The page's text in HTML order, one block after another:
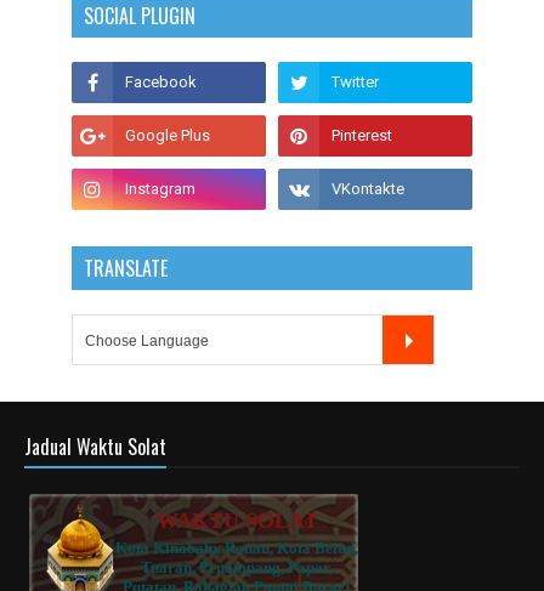
SOCIAL PLUGIN
TRANSLATE
Jadual Waktu Solat